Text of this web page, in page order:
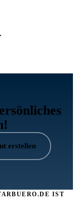
erstellen
IST